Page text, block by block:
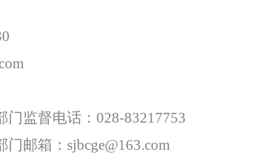
门监督电话： 028-83217753
门邮箱 ： sjbcge@163.com